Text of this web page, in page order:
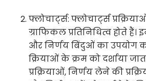
फ्लोचार्ट्स: फ्लोचार्ट्स
ग्राफिकल प्रतिनिधित्व होते हैं।
और निर्णय बिंदुओं का उपयोग
क्रियाओं के क्रम को दर्शाया
प्रक्रियाओं, निर्णय लेने की